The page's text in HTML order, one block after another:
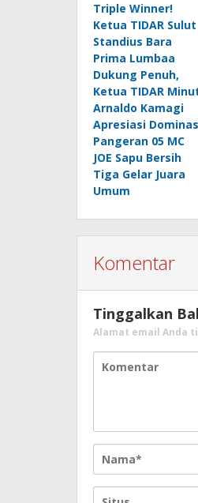
Triple Winner!
Ketua TIDAR Sulut
Standius Bara
Prima Lumbaa
Dukung Penuh,
Ketua TIDAR
Arnaldo Kamagi
Apresiasi
Pangeran 05 MC
JOE Sapu Bersih
Tiga Gelar Juara
Umum
Komentar
Tinggalkan
Alamat email Anda